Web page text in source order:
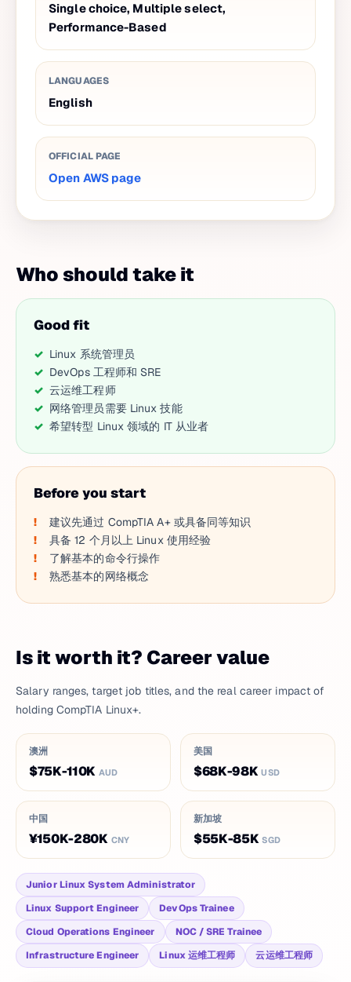
Single choice, Multiple select,
Performance-Based
LANGUAGES
English
OFFICIAL PAGE
Open AWS page
Who should take it
Good fit
Linux 系统管理员
DevOps 工程师和 SRE
云运维工程师
网络管理员需要 Linux 技能
希望转型 Linux 领域的 IT 从业者
Before you start
建议先通过 CompTIA A+ 或具备同等知识
具备 12 个月以上 Linux 使用经验
了解基本的命令行操作
熟悉基本的网络概念
Is it worth it? Career value
Salary ranges, target job titles, and the real career impact of
holding CompTIA Linux+.
澳洲
$75K-110K AUD
美国
$68K-98K USD
中国
¥150K-280K CNY
新加坡
$55K-85K SGD
Junior Linux System Administrator
Linux Support Engineer
DevOps Trainee
Cloud Operations Engineer
NOC / SRE Trainee
Infrastructure Engineer
Linux 运维工程师 云运维工程师